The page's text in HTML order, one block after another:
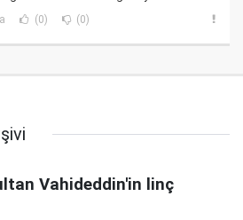
(0) (0)
Vahideddin'in linç